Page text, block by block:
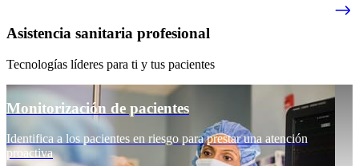
Asistencia sanitaria profesional
Tecnologías líderes para ti y tus pacientes
Monitorización de pacientes
Identifica a los pacientes en riesgo para prestar una atención
proactiva